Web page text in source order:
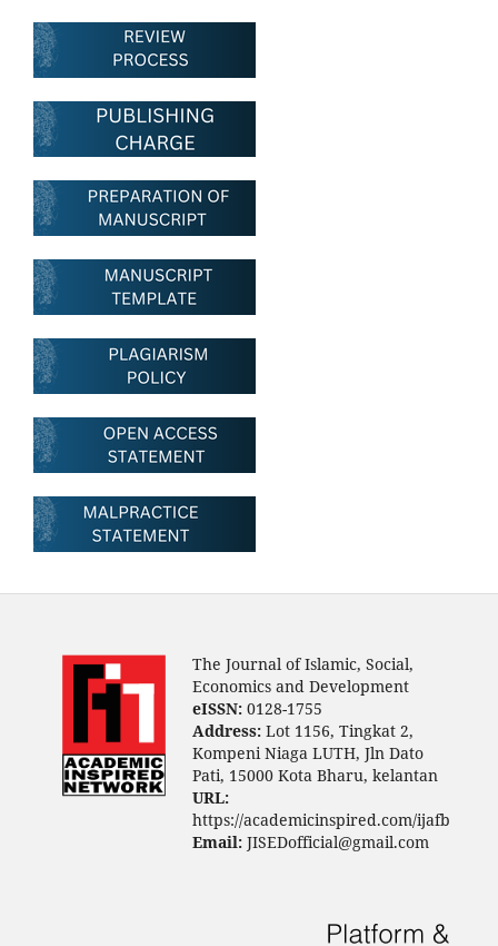
The Journal of Islamic, Social,
Economics and Development
eISSN:0128-1755
Address:Lot 1156, Tingkat 2,
Kompeni Niaga LUTH, Jln Dato
Pati, 15000 Kota Bharu, kelantan
URL:
https://academicinspired.com/ijafb
Email:JISEDofficial@gmail.com